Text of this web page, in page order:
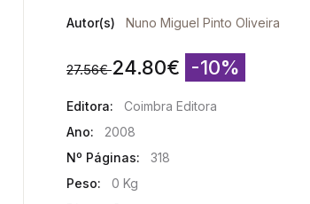
Autor(s) Nuno Miguel Pinto Oliveira
27.56€ 24.80€ -10%
Editora:
Coimbra Editora
Ano:
2008
Nº Páginas:
318
Peso:
0 Kg